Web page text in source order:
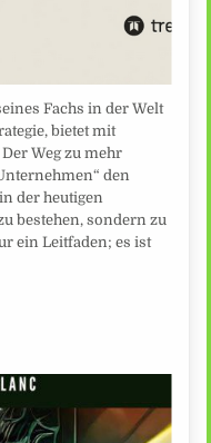
Fachs in der Welt
bietet mit
Weg zu mehr
den
der heutigen
bestehen, sondern zu
ein Leitfaden; es ist